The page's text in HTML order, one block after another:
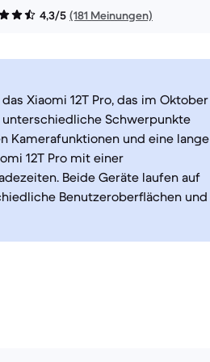
4,3/5 (181 Meinungen)
Xiaomi 12T Pro, das im Oktober
Schwerpunkte
Kamerafunktionen und eine lange
12T Pro mit einer
Beide Geräte laufen auf
Benutzeroberflächen und